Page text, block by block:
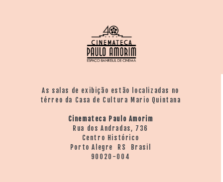
As salas de exibição estão localizadas no
térreo da Casa de Cultura Mario Quintana
Cinemateca Paulo Amorim
Rua dos Andradas, 736
Centro Histórico
Porto Alegre RS Brasil
90020-004